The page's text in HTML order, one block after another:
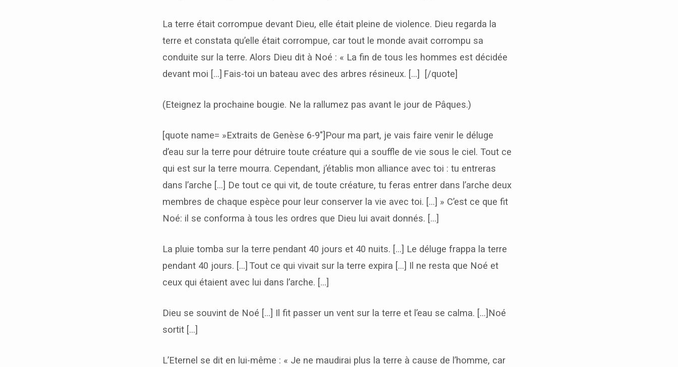
La terre était corrompue devant Dieu, elle était pleine de violence. Dieu regarda la
terre et constata qu’elle était corrompue, car tout le monde avait corrompu sa
conduite sur la terre. Alors Dieu dit à Noé : « La fin de tous les hommes est décidée
devant moi […] Fais-toi un bateau avec des arbres résineux. […] [/quote]
(Eteignez la prochaine bougie. Ne la rallumez pas avant le jour de Pâques.)
[quote name= »Extraits de Genèse 6-9″]Pour ma part, je vais faire venir le déluge
d’eau sur la terre pour détruire toute créature qui a souffle de vie sous le ciel. Tout ce
qui est sur la terre mourra. Cependant, j’établis mon alliance avec toi : tu entreras
dans l’arche […] De tout ce qui vit, de toute créature, tu feras entrer dans l’arche deux
membres de chaque espèce pour leur conserver la vie avec toi. […] » C’est ce que fit
Noé: il se conforma à tous les ordres que Dieu lui avait donnés. […]
La pluie tomba sur la terre pendant 40 jours et 40 nuits. […] Le déluge frappa la terre
pendant 40 jours. […] Tout ce qui vivait sur la terre expira […] Il ne resta que Noé et
ceux qui étaient avec lui dans l’arche. […]
Dieu se souvint de Noé […] Il fit passer un vent sur la terre et l’eau se calma. […]Noé
sortit […]
L’Eternel se dit en lui-même : « Je ne maudirai plus la terre à cause de l’homme, car